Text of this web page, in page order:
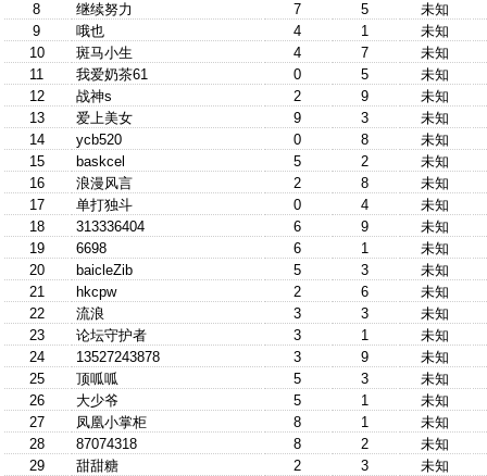
8
继续努力 7 5
未知
9
哦也 4 1
未知
10
斑马小生 4 7
未知
11
我爱奶茶61 0 5
未知
12
战神s 2 9
未知
13
爱上美女 9 3
未知
14
ycb520 0 8
未知
15
baskcel 5 2
未知
16
浪漫风言 2 8
未知
17
单打独斗 0 4
未知
18
313336404 6 9
未知
19
6698 6 1
未知
20
baicleZib 5 3
未知
21
hkcpw 2 6
未知
22
流浪 3 3
未知
23
论坛守护者 3 1
未知
24
13527243878 3 9
未知
25
顶呱呱 5 3
未知
26
大少爷 5 1
未知
27
凤凰小掌柜 8 1
未知
28
87074318 8 2
未知
29
甜甜糖 2 3
未知